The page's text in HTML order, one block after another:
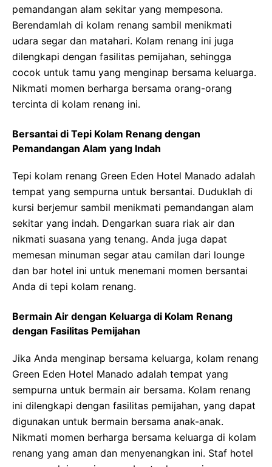
pemandangan alam sekitar yang mempesona.
Berendamlah di kolam renang sambil menikmati
udara segar dan matahari. Kolam renang ini juga
dilengkapi dengan fasilitas pemijahan, sehingga
cocok untuk tamu yang menginap bersama keluarga.
Nikmati momen berharga bersama orang-orang
tercinta di kolam renang ini.
Bersantai di Tepi Kolam Renang dengan
Pemandangan Alam yang Indah
Tepi kolam renang Green Eden Hotel Manado adalah
tempat yang sempurna untuk bersantai. Duduklah di
kursi berjemur sambil menikmati pemandangan alam
sekitar yang indah. Dengarkan suara riak air dan
nikmati suasana yang tenang. Anda juga dapat
memesan minuman segar atau camilan dari lounge
dan bar hotel ini untuk menemani momen bersantai
Anda di tepi kolam renang.
Bermain Air dengan Keluarga di Kolam Renang
dengan Fasilitas Pemijahan
Jika Anda menginap bersama keluarga, kolam renang
Green Eden Hotel Manado adalah tempat yang
sempurna untuk bermain air bersama. Kolam renang
ini dilengkapi dengan fasilitas pemijahan, yang dapat
digunakan untuk bermain bersama anak-anak.
Nikmati momen berharga bersama keluarga di kolam
renang yang aman dan menyenangkan ini. Staf hotel